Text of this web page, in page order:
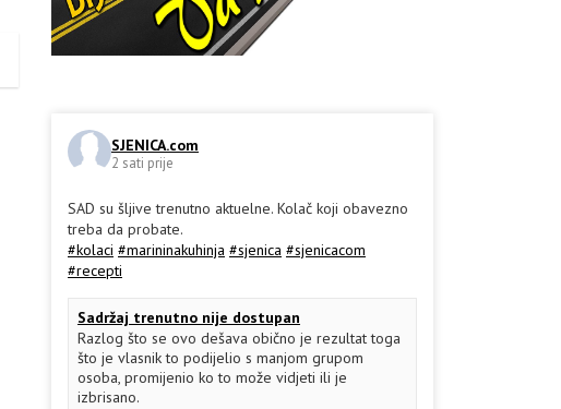
SJENICA.com
2 sati prije
SAD su šljive trenutno aktuelne. Kolač koji obavezno
treba da probate.
#kolaci #marininakuhinja #sjenica #sjenicacom
#recepti
Sadržaj trenutno nije dostupan
Razlog što se ovo dešava obično je rezultat toga
što je vlasnik to podijelio s manjom grupom
osoba, promijenio ko to može vidjeti ili je
izbrisano.